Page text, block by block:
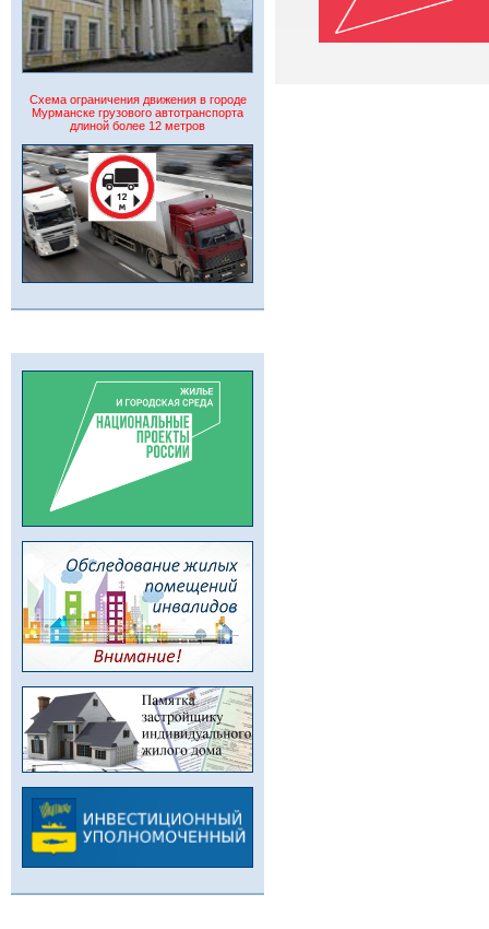
Схема ограничения движения в городе
Мурманске грузового автотранспорта
длиной более 12 метров